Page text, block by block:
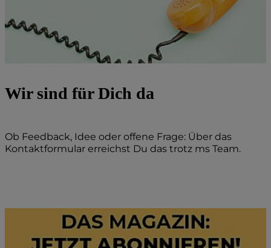
Wir sind für Dich da
Ob Feedback, Idee oder offene Frage: Über das
Kontaktformular erreichst Du das trotz ms Team.